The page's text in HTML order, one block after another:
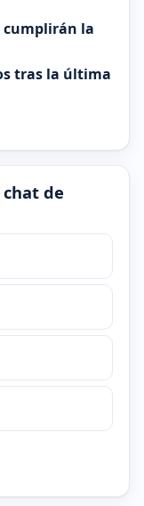
cumplirán la
tras la última
de